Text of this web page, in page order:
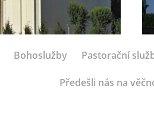
Bohoslužby Pastorační
Předešli nás na